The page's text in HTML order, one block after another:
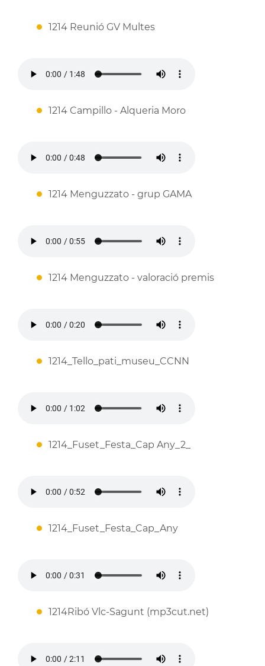
1214 Reunió GV Multes
1214 Campillo - Alqueria Moro
1214 Menguzzato - grup GAMA
1214 Menguzzato - valoració premis
1214_Tello_pati_museu_CCNN
1214_Fuset_Festa_Cap Any_2_
1214_Fuset_Festa_Cap_Any
1214Ribó Vlc-Sagunt (mp3cut.net)